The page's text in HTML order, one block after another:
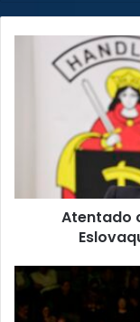
Eslovaquia
conmociona
a
Atentado
El
Colegio
La